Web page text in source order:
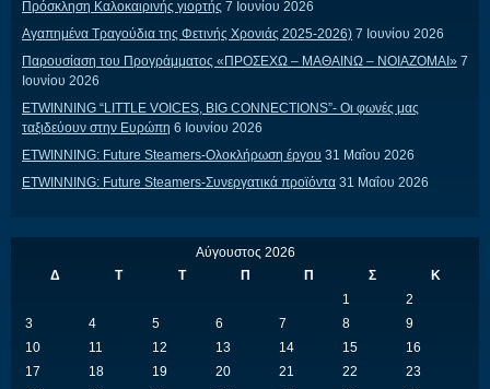
Πρόσκληση Καλοκαιρινής γιορτής 7 Ιουνίου 2026
Αγαπημένα Τραγούδια της Φετινής Χρονιάς 2025-2026) 7 Ιουνίου 2026
Παρουσίαση του Προγράμματος «ΠΡΟΣΕΧΩ – ΜΑΘΑΙΝΩ – ΝΟΙΑΖΟΜΑΙ» 7
Ιουνίου 2026
ETWINNING “LITTLE VOICES, BIG CONNECTIONS”- Οι φωνές μας
ταξιδεύουν στην Ευρώπη 6 Ιουνίου 2026
ETWINNING: Future Steamers-Ολοκλήρωση έργου 31 Μαΐου 2026
ETWINNING: Future Steamers-Συνεργατικά προϊόντα 31 Μαΐου 2026
Αύγουστος 2026
Δ
Τ Τ Π Π Σ
Κ
1
2
3
4 5 6 7 8
9
10
11 12 13 14 15
16
17
18 19 20 21 22
23